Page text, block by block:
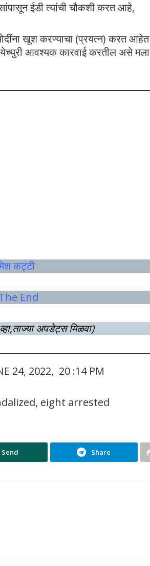
ईडी त्यांची चौकशी करत आहे,
खूश करण्याचा (प्रयत्न) करत आहेत
येच्युरी आवश्यक कारवाई करतील असे मला
कट्टी
The End
अपडेट्स मिळवा)
24, 2022, 20 :14 PM
eight arrested
Send Share